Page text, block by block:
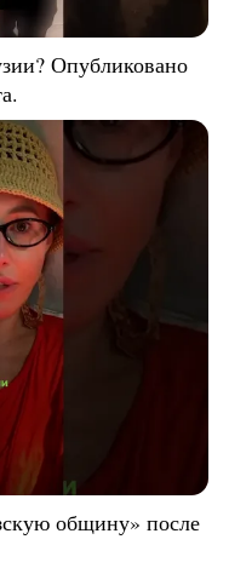
Опубликовано
общину» после